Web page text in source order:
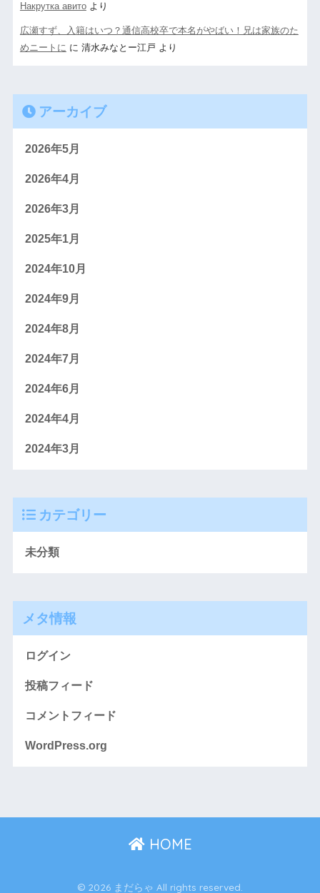
Накрутка авитоより
広瀬すず、入籍はいつ？通信高校卒で本名がやばい！兄は家族のた
めニートに に 清水みなとー江戸 より
アーカイブ
2026年5月
2026年4月
2026年3月
2025年1月
2024年10月
2024年9月
2024年8月
2024年7月
2024年6月
2024年4月
2024年3月
カテゴリー
未分類
メタ情報
ログイン
投稿フィード
コメントフィード
WordPress.org
HOME
© 2026 まだらゃ All rights reserved.